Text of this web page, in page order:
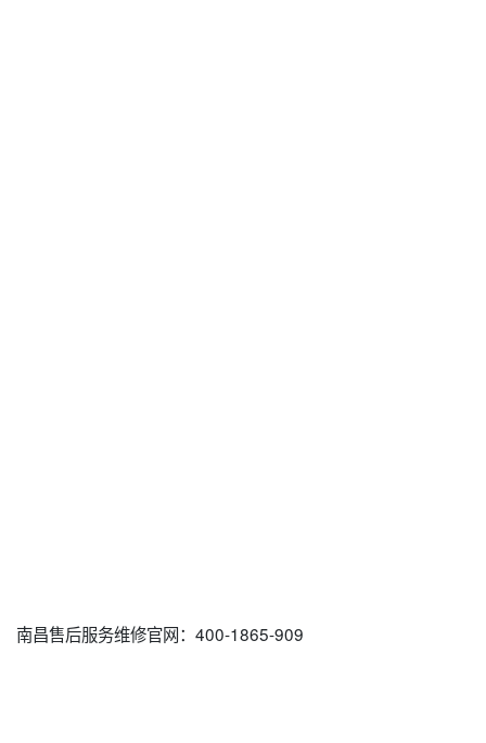
南昌售后服务维修官网：400-1865-909